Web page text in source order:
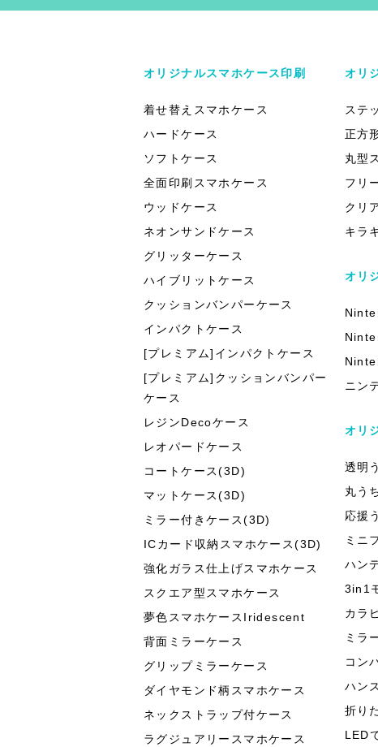
オリジナルスマホケース印刷
着せ替えスマホケース
ハードケース
ソフトケース
全面印刷スマホケース
ウッドケース
ネオンサンドケース
グリッターケース
ハイブリットケース
クッションバンパーケース
インパクトケース
[プレミアム]インパクトケース
[プレミアム]クッションバンパー
ケース
レジンDecoケース
レオパードケース
コートケース(3D)
マットケース(3D)
ミラー付きケース(3D)
ICカード収納スマホケース(3D)
強化ガラス仕上げスマホケース
スクエア型スマホケース
夢色スマホケースIridescent
背面ミラーケース
グリップミラーケース
ダイヤモンド柄スマホケース
ネックストラップ付ケース
ラグジュアリースマホケース
オリ
ステ
正方
丸型
フリ
クリ
キラ
オリ
ニン
オリ
透明
丸う
応援
ミニ
ハン
3in1
カラ
ミラ
コン
ハン
折り
LED